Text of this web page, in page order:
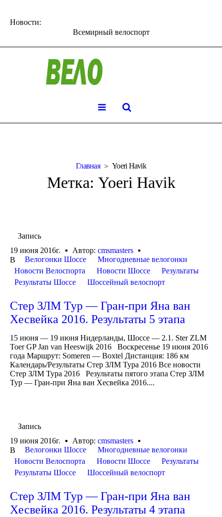
Новости:
Всемирный велоспорт
Главная Yoeri Havik
Метка: Yoeri Havik
Запись
19 июня 2016г.
Автор: cmsmasters
В
Велогонки Шоссе
Многодневные велогонки
Новости Велоспорта
Новости Шоссе
Результаты
Результаты Шоссе
Шоссейный велоспорт
Стер ЗЛМ Тур — Гран-при Яна ван
Хесвейка 2016. Результаты 5 этапа
15 июня — 19 июня Нидерланды, Шоссе — 2.1. Ster ZLM
Toer GP Jan van Heeswijk 2016 Воскресенье 19 июня 2016
года Маршрут: Someren — Boxtel Дистанция: 186 км
Календарь/Результаты Стер ЗЛМ Тура 2016 Все новости
Стер ЗЛМ Тура 2016 Результаты пятого этапа Стер ЗЛМ
Тур — Гран-при Яна ван Хесвейка 2016....
Запись
19 июня 2016г.
Автор: cmsmasters
В
Велогонки Шоссе
Многодневные велогонки
Новости Велоспорта
Новости Шоссе
Результаты
Результаты Шоссе
Шоссейный велоспорт
Стер ЗЛМ Тур — Гран-при Яна ван
Хесвейка 2016. Результаты 4 этапа